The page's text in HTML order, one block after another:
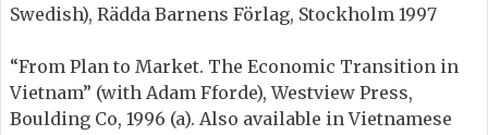
Swedish), Rädda Barnens Förlag, Stockholm 1997
“From Plan to Market. The Economic Transition in
Vietnam” (with Adam Fforde), Westview Press,
Boulding Co, 1996 (a). Also available in Vietnamese